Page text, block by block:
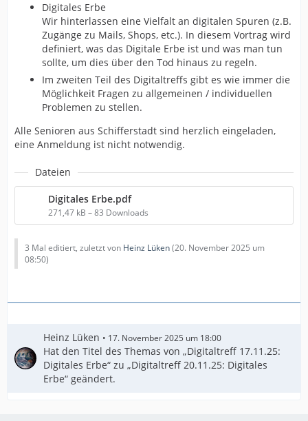
Digitales Erbe
Wir hinterlassen eine Vielfalt an digitalen Spuren (z.B.
Zugänge zu Mails, Shops, etc.). In diesem Vortrag wird
definiert, was das Digitale Erbe ist und was man tun
sollte, um dies über den Tod hinaus zu regeln.
Im zweiten Teil des Digitaltreffs gibt es wie immer die
Möglichkeit Fragen zu allgemeinen / individuellen
Problemen zu stellen.
Alle Senioren aus Schifferstadt sind herzlich eingeladen,
eine Anmeldung ist nicht notwendig.
Dateien
Digitales Erbe.pdf
271,47 kB – 83 Downloads
3 Mal editiert, zuletzt von Heinz Lüken(20. November 2025 um
08:50)
Heinz Lüken 17. November 2025 um 18:00
Hat den Titel des Themas von „Digitaltreff 17.11.25:
Digitales Erbe“ zu „Digitaltreff 20.11.25: Digitales
Erbe“ geändert.